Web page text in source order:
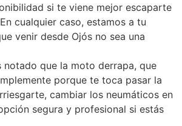
si te viene mejor escaparte
cualquier caso, estamos a tu
venir desde Ojós no sea una
notado que la moto derrapa, que
porque te toca pasar la
cambiar los neumáticos en
segura y profesional si estás